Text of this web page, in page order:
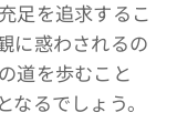
足を追求するこ
に惑わされるの
道を歩むこと
るでしょう。